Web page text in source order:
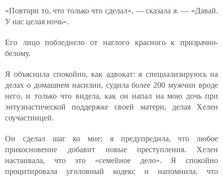
«Повтори то, что только что сделал», — сказала я. — «Давай.
У нас целая ночь».
Его лицо побледнело от наглого красного к призрачно-
белому.
Я объяснила спокойно, как адвокат: я специализируюсь на
делах о домашнем насилии, судила более 200 мужчин вроде
него, и только что видела, как он напал на мою дочь при
энтузиастической поддержке своей матери, делая Хелен
соучастницей.
Он сделал шаг ко мне; я предупредила, что любое
прикосновение добавит новые преступления. Хелен
настаивала, что это «семейное дело». Я спокойно
процитировала уголовный кодекс и напомнила, что